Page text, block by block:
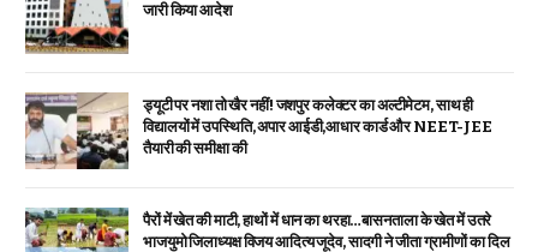
जारी किया आदेश
ड्यूटी पर नशा तो खैर नहीं! जशपुर कलेक्टर का अल्टीमेटम, साथ ही
विद्यालयों में उपस्थिति, अपार आईडी,आधार कार्ड और NEET-JEE
तैयारी की समीक्षा की
पैरों में खेत की माटी, हाथों में धान का थरहा…बासनताला के खेत में उतरे
भाजयुमो जिलाध्यक्ष विजय आदित्य जूदेव, सादगी ने जीता ग्रामीणों का दिल